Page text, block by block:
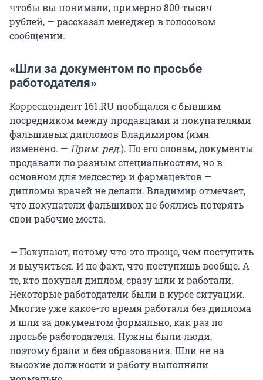
чтобы вы понимали, примерно 800 тысяч
рублей, — рассказал менеджер в голосовом
сообщении.
«Шли за документом по просьбе
работодателя»
Корреспондент 161.RU пообщался с бывшим
посредником между продавцами и покупателями
фальшивых дипломов Владимиром (имя
изменено. — Прим. ред.). По его словам, документы
продавали по разным специальностям, но в
основном для медсестер и фармацевтов —
дипломы врачей не делали. Владимир отмечает,
что покупатели фальшивок не боялись потерять
свои рабочие места.
—Покупают, потому что это проще, чем поступить
и выучиться. И не факт, что поступишь вообще. А
те, кто покупал диплом, сразу шли и работали.
Некоторые работодатели были в курсе ситуации.
Многие уже какое-то время работали без диплома
и шли за документом формально, как раз по
просьбе работодателя. Нужны были люди,
поэтому брали и без образования. Шли не на
высокие должности и работу выполняли